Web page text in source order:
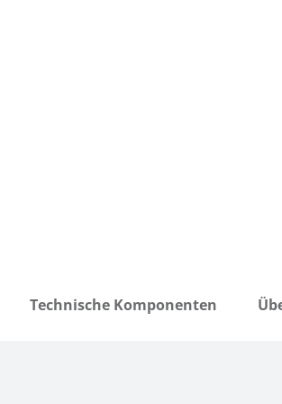
Technische Komponenten